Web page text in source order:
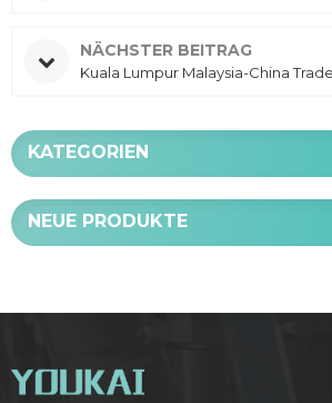
NÄCHSTER BEITRAG
Kuala Lumpur Malaysia-China
KATEGORIEN
NEUE PRODUKTE